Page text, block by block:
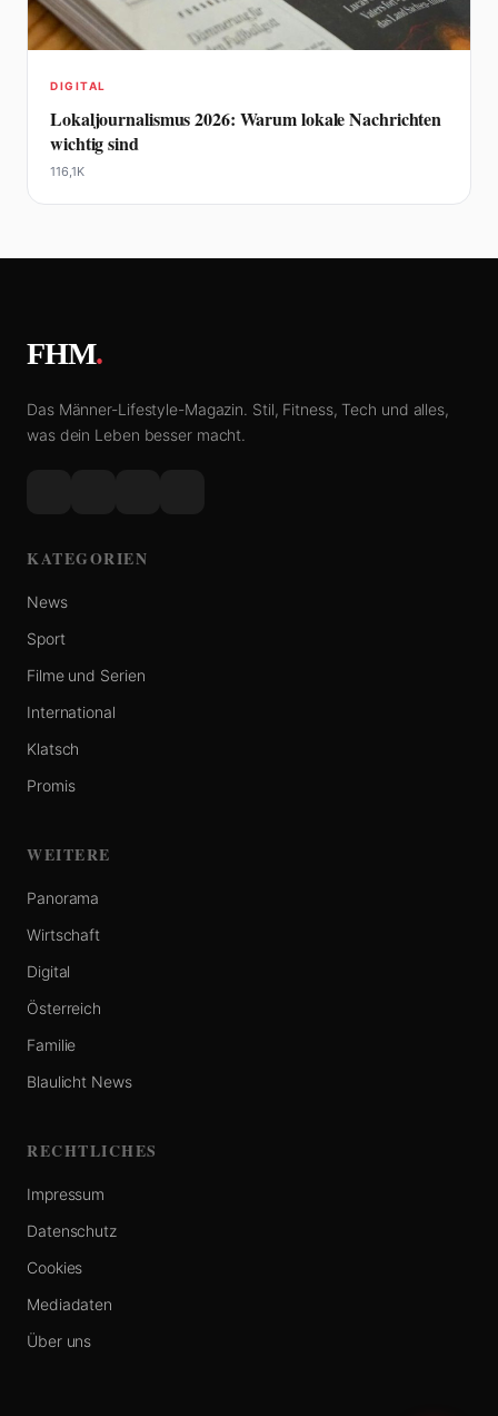
DIGITAL
Lokaljournalismus 2026: Warum lokale Nachrichten
wichtig sind
116,1K
FHM.
Das Männer-Lifestyle-Magazin. Stil, Fitness, Tech und alles,
was dein Leben besser macht.
KATEGORIEN
News
Sport
Filme und Serien
International
Klatsch
Promis
WEITERE
Panorama
Wirtschaft
Digital
Österreich
Familie
Blaulicht News
RECHTLICHES
Impressum
Datenschutz
Cookies
Mediadaten
Über uns